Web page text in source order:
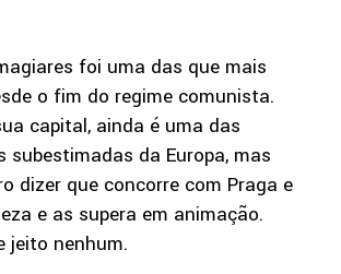
foi uma das que mais
o fim do regime comunista.
capital, ainda é uma das
subestimadas da Europa, mas
dizer que concorre com Praga e
e as supera em animação.
jeito nenhum.